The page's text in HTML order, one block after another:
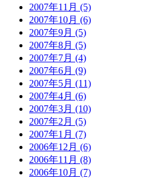
2007年11月 (5)
2007年10月 (6)
2007年9月 (5)
2007年8月 (5)
2007年7月 (4)
2007年6月 (9)
2007年5月 (11)
2007年4月 (6)
2007年3月 (10)
2007年2月 (5)
2007年1月 (7)
2006年12月 (6)
2006年11月 (8)
2006年10月 (7)